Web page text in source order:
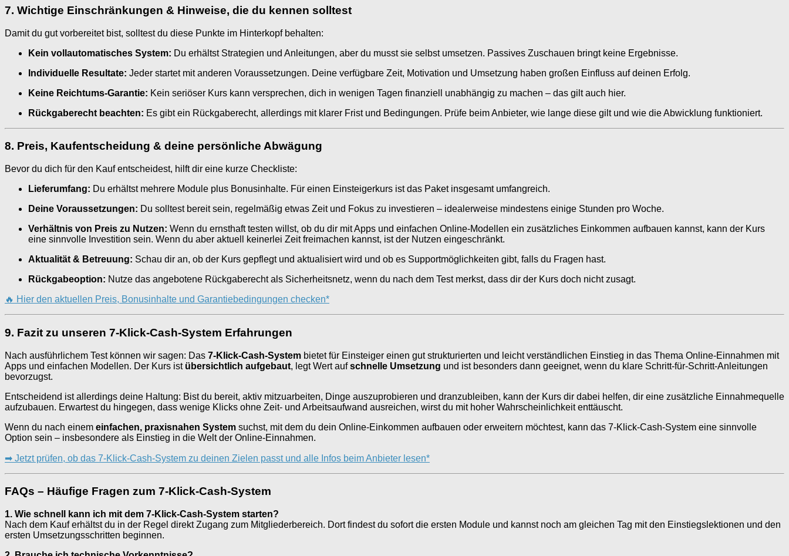
7. Wichtige Einschränkungen & Hinweise, die du kennen solltest
Damit du gut vorbereitet bist, solltest du diese Punkte im Hinterkopf behalten:
Kein vollautomatisches System: Du erhältst Strategien und Anleitungen, aber du musst sie selbst umsetzen. Passives Zuschauen bringt keine Ergebnisse.
Individuelle Resultate: Jeder startet mit anderen Voraussetzungen. Deine verfügbare Zeit, Motivation und Umsetzung haben großen Einfluss auf deinen Erfolg.
Keine Reichtums-Garantie: Kein seriöser Kurs kann versprechen, dich in wenigen Tagen finanziell unabhängig zu machen – das gilt auch hier.
Rückgaberecht beachten: Es gibt ein Rückgaberecht, allerdings mit klarer Frist und Bedingungen. Prüfe beim Anbieter, wie lange diese gilt und wie die Abwicklung funktioniert.
8. Preis, Kaufentscheidung & deine persönliche Abwägung
Bevor du dich für den Kauf entscheidest, hilft dir eine kurze Checkliste:
Lieferumfang: Du erhältst mehrere Module plus Bonusinhalte. Für einen Einsteigerkurs ist das Paket insgesamt umfangreich.
Deine Voraussetzungen: Du solltest bereit sein, regelmäßig etwas Zeit und Fokus zu investieren – idealerweise mindestens einige Stunden pro Woche.
Verhältnis von Preis zu Nutzen: Wenn du ernsthaft testen willst, ob du dir mit Apps und einfachen Online-Modellen ein zusätzliches Einkommen aufbauen kannst, kann der Kurs
eine sinnvolle Investition sein. Wenn du aber aktuell keinerlei Zeit freimachen kannst, ist der Nutzen eingeschränkt.
Aktualität & Betreuung: Schau dir an, ob der Kurs gepflegt und aktualisiert wird und ob es Supportmöglichkeiten gibt, falls du Fragen hast.
Rückgabeoption: Nutze das angebotene Rückgaberecht als Sicherheitsnetz, wenn du nach dem Test merkst, dass dir der Kurs doch nicht zusagt.
🔥 Hier den aktuellen Preis, Bonusinhalte und Garantiebedingungen checken*
9. Fazit zu unseren 7-Klick-Cash-System Erfahrungen
Nach ausführlichem Test können wir sagen: Das 7-Klick-Cash-System bietet für Einsteiger einen gut strukturierten und leicht verständlichen Einstieg in das Thema Online-Einnahmen mit
Apps und einfachen Modellen. Der Kurs ist übersichtlich aufgebaut, legt Wert aufschnelle Umsetzung und ist besonders dann geeignet, wenn du klare Schritt-für-Schritt-Anleitungen
bevorzugst.
Entscheidend ist allerdings deine Haltung: Bist du bereit, aktiv mitzuarbeiten, Dinge auszuprobieren und dranzubleiben, kann der Kurs dir dabei helfen, dir eine zusätzliche Einnahmequelle
aufzubauen. Erwartest du hingegen, dass wenige Klicks ohne Zeit- und Arbeitsaufwand ausreichen, wirst du mit hoher Wahrscheinlichkeit enttäuscht.
Wenn du nach einem einfachen, praxisnahen System suchst, mit dem du dein Online-Einkommen aufbauen oder erweitern möchtest, kann das 7-Klick-Cash-System eine sinnvolle
Option sein – insbesondere als Einstieg in die Welt der Online-Einnahmen.
➡ Jetzt prüfen, ob das 7-Klick-Cash-System zu deinen Zielen passt und alle Infos beim Anbieter lesen*
FAQs – Häufige Fragen zum 7-Klick-Cash-System
1. Wie schnell kann ich mit dem 7-Klick-Cash-System starten?
Nach dem Kauf erhältst du in der Regel direkt Zugang zum Mitgliederbereich. Dort findest du sofort die ersten Module und kannst noch am gleichen Tag mit den Einstiegslektionen und den
ersten Umsetzungsschritten beginnen.